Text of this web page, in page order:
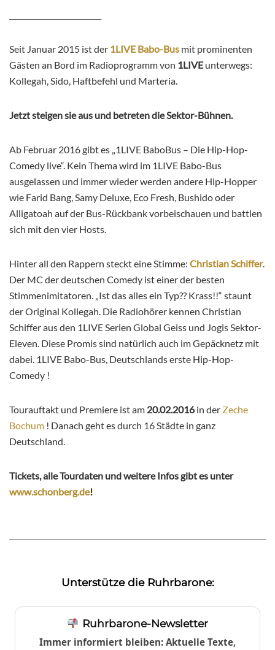
Seit Januar 2015 ist der 1LIVE Babo-Bus mit prominenten
Gästen an Bord im Radioprogramm von 1LIVE unterwegs:
Kollegah, Sido, Haftbefehl und Marteria.
Jetzt steigen sie aus und betreten die Sektor-Bühnen.
Ab Februar 2016 gibt es „1LIVE BaboBus – Die Hip-Hop-
Comedy live“. Kein Thema wird im 1LIVE Babo-Bus
ausgelassen und immer wieder werden andere Hip-Hopper
wie Farid Bang, Samy Deluxe, Eco Fresh, Bushido oder
Alligatoah auf der Bus-Rückbank vorbeischauen und battlen
sich mit den vier Hosts.
Hinter all den Rappern steckt eine Stimme: Christian Schiffer.
Der MC der deutschen Comedy ist einer der besten
Stimmenimitatoren. „Ist das alles ein Typ?? Krass!!“ staunt
der Original Kollegah. Die Radiohörer kennen Christian
Schiffer aus den 1LIVE Serien Global Geiss und Jogis Sektor-
Eleven. Diese Promis sind natürlich auch im Gepäcknetz mit
dabei. 1LIVE Babo-Bus, Deutschlands erste Hip-Hop-
Comedy !
Tourauftakt und Premiere ist am 20.02.2016in der Zeche
Bochum ! Danach geht es durch 16 Städte in ganz
Deutschland.
Tickets, alle Tourdaten und weitere Infos gibt es unter
www.schonberg.de!
Unterstütze die Ruhrbarone:
Ruhrbarone-Newsletter
Immer informiert bleiben: Aktuelle Texte,